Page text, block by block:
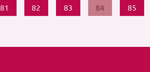
81 82 83 84 85